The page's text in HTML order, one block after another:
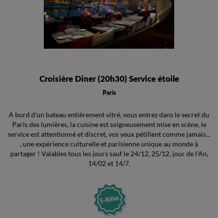
Croisière Diner (20h30) Service étoile
Paris
A bord d'un bateau entièrement vitré, vous entrez dans le secret du
Paris des lumières, la cuisine est soigneusement mise en scène, le
service est attentionné et discret, vos yeux pétillent comme jamais...
, une expérience culturelle et parisienne unique au monde à
partager ! Valables tous les jours sauf le 24/12, 25/12, jour de l'An,
14/02 et 14/7.